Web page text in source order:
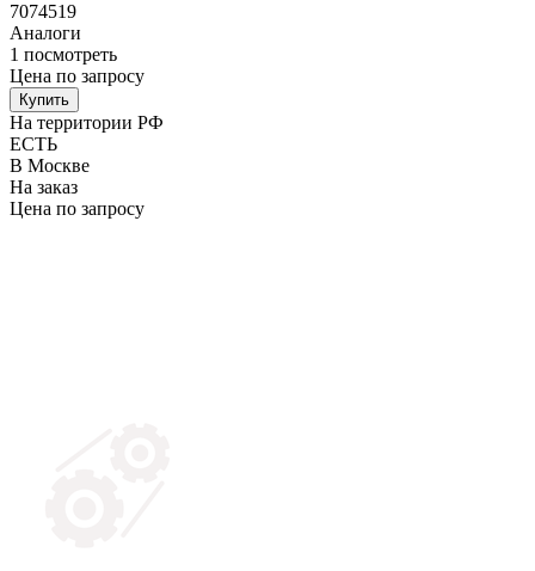
7074519
Аналоги
1 посмотреть
Цена по запросу
Купить
На территории РФ
ЕСТЬ
В Москве
На заказ
Цена по запросу